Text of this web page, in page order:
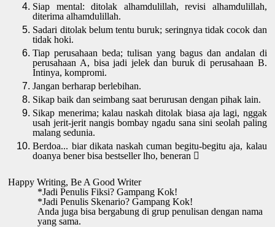
Siap mental: ditolak alhamdulillah, revisi alhamdulillah,
diterima alhamdulillah.
Sadari ditolak belum tentu buruk; seringnya tidak cocok dan
tidak hoki.
Tiap perusahaan beda; tulisan yang bagus dan andalan di
perusahaan A, bisa jadi jelek dan buruk di perusahaan B.
Intinya, kompromi.
Jangan berharap berlebihan.
Sikap baik dan seimbang saat berurusan dengan pihak lain.
Sikap menerima; kalau naskah ditolak biasa aja lagi, nggak
usah jerit-jerit nangis bombay ngadu sana sini seolah paling
malang sedunia.
Berdoa... biar dikata naskah cuman begitu-begitu aja, kalau
doanya bener bisa bestseller lho, beneran 
Happy Writing, Be A Good Writer
*Jadi Penulis Fiksi? Gampang Kok!
*Jadi Penulis Skenario? Gampang Kok!
Anda juga bisa bergabung di grup penulisan dengan nama
yang sama.